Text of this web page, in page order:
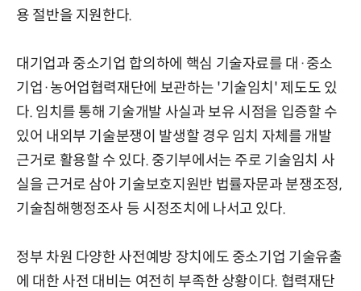
용 절반을 지원한다.
대기업과 중소기업 합의하에 핵심 기술자료를 대·중소
기업·농어업협력재단에 보관하는 '기술임치' 제도도 있
다. 임치를 통해 기술개발 사실과 보유 시점을 입증할 수
있어 내외부 기술분쟁이 발생할 경우 임치 자체를 개발
근거로 활용할 수 있다. 중기부에서는 주로 기술임치 사
실을 근거로 삼아 기술보호지원반 법률자문과 분쟁조정,
기술침해행정조사 등 시정조치에 나서고 있다.
정부 차원 다양한 사전예방 장치에도 중소기업 기술유출
에 대한 사전 대비는 여전히 부족한 상황이다. 협력재단